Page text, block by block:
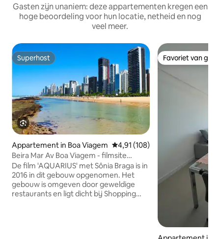
Gasten zijn unaniem: deze appartementen kregen een
hoge beoordeling voor hun locatie, netheid en nog
veel meer.
Superhost
Superhost
Appartement in Boa Viagem Gemiddelde beoordeling van
4,91 (108)
Beira Mar Av Boa Viagem - filmsite
AQUARIUS
De film 'AQUARIUS' met Sônia Braga is in
2016 in dit gebouw opgenomen. Het
gebouw is omgeven door geweldige
restaurants en ligt dicht bij Shopping
Favoriet van
Favoriet van